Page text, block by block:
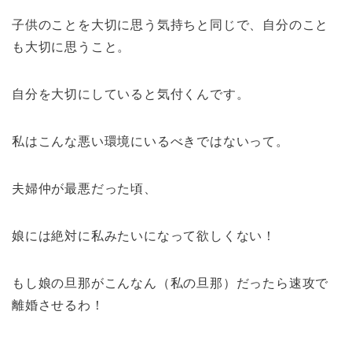
子供のことを大切に思う気持ちと同じで、自分のこと
も大切に思うこと。
自分を大切にしていると気付くんです。
私はこんな悪い環境にいるべきではないって。
夫婦仲が最悪だった頃、
娘には絶対に私みたいになって欲しくない！
もし娘の旦那がこんなん（私の旦那）だったら速攻で
離婚させるわ！